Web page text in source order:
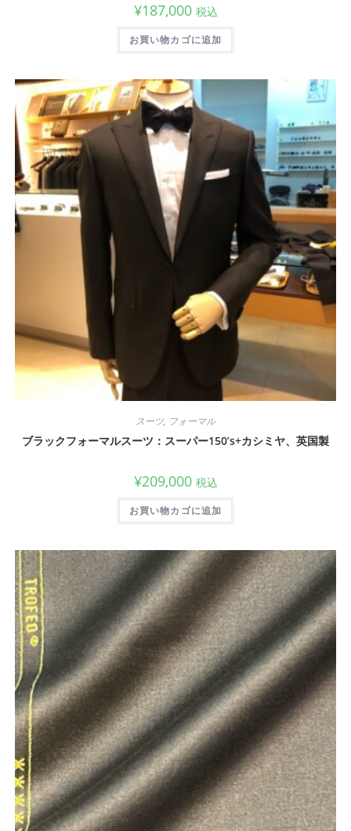
¥187,000 税込
お買い物カゴに追加
スーツ, フォーマル
ブラックフォーマルスーツ：スーパー150’s+カシミヤ、英国製
¥209,000 税込
お買い物カゴに追加